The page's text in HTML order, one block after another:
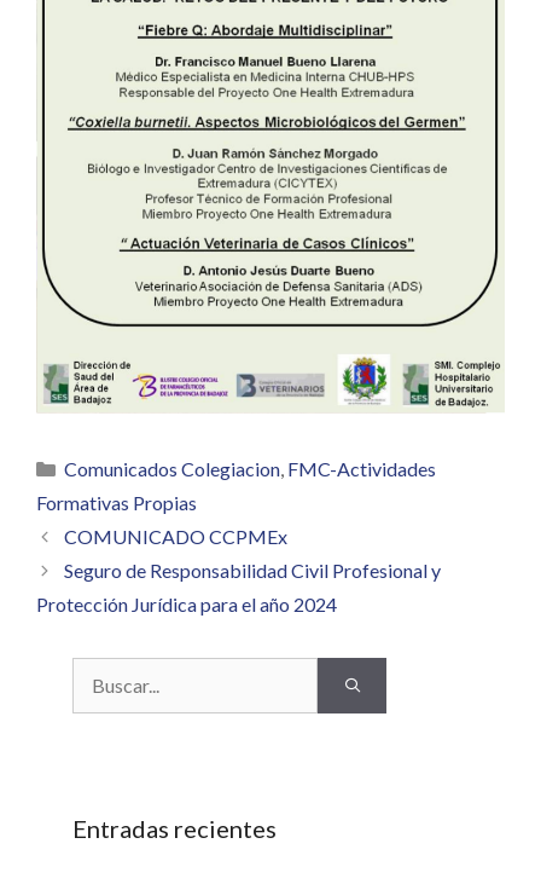
Categorías
Comunicados Colegiacion, FMC-Actividades
Formativas Propias
COMUNICADO CCPMEx
Seguro de Responsabilidad Civil Profesional y
Protección Jurídica para el año 2024
Entradas recientes